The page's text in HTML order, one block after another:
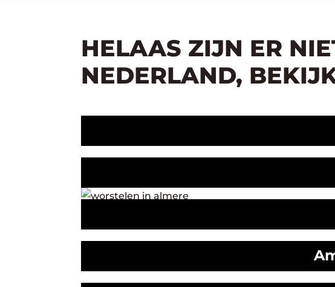
HELAAS ZIJN ER
NEDERLAND,